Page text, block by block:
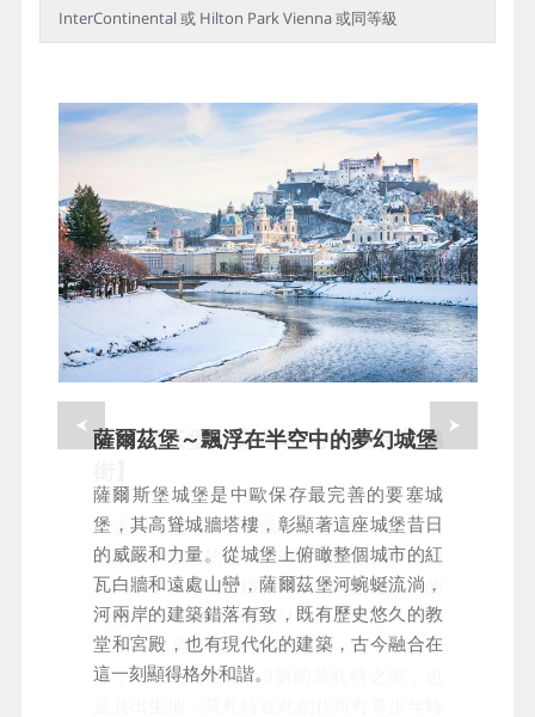
InterContinental 或 Hilton Park Vienna 或同等級
【薩爾茲堡～穿越時光的蓋特萊德
街道的石板路面歷經歲月洗禮略顯斑駁，兩
側建於中世紀的建築擁有華麗的立面和鐵藝
裝飾，手工打造的鐵製商店招牌是這條街的
特色之一，以獨特的設計和風格展示著店鋪
的獨特標識，讓人目不暇接。另一著名地
標，是位蓋特萊德街9號的莫札特之家，也
薩爾茲堡～飄浮在半空中的夢幻城堡
薩爾斯堡城堡是中歐保存最完善的要塞城
堡，其高聳城牆塔樓，彰顯著這座城堡昔日
的威嚴和力量。從城堡上俯瞰整個城市的紅
瓦白牆和遠處山巒，薩爾茲堡河蜿蜒流淌，
河兩岸的建築錯落有致，既有歷史悠久的教
堂和宮殿，也有現代化的建築，古今融合在
這一刻顯得格外和諧。